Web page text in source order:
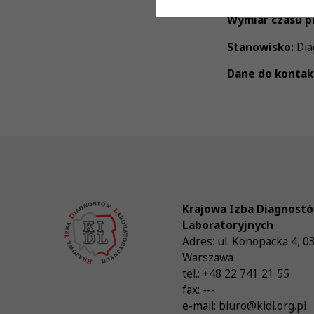
Wymiar czasu
Stanowisko:
Dane do
Krajowa Izba
Laboratoryjnych
Adres: ul. Konopacka 4,
Warszawa
tel.: +48 22 741 21 55
fax: ---
e-mail: biuro@kidl.org.pl